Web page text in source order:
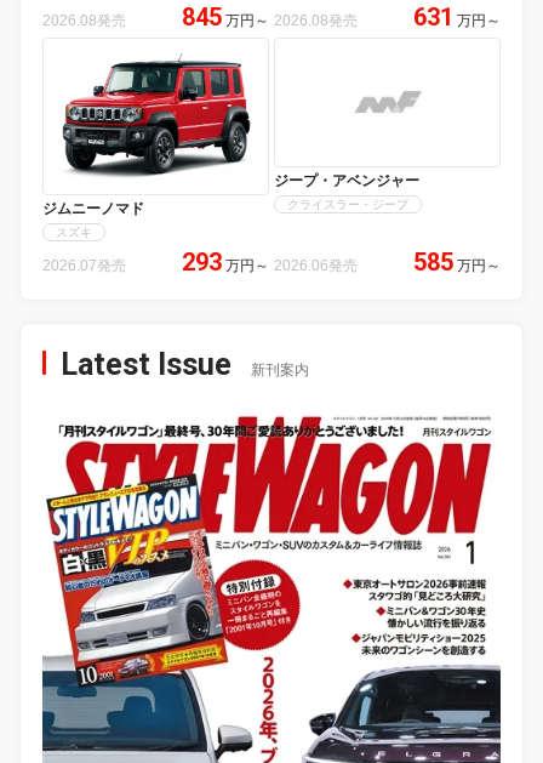
2026.08発売 845 万円 ～ 2026.08発売 631 万円 ～
ジムニーノマド
スズキ
2026.07発売 293 万円 ～
ジープ・アベンジャー
クライスラー・ジープ
2026.06発売 585 万円 ～
Latest Issue 新刊案内